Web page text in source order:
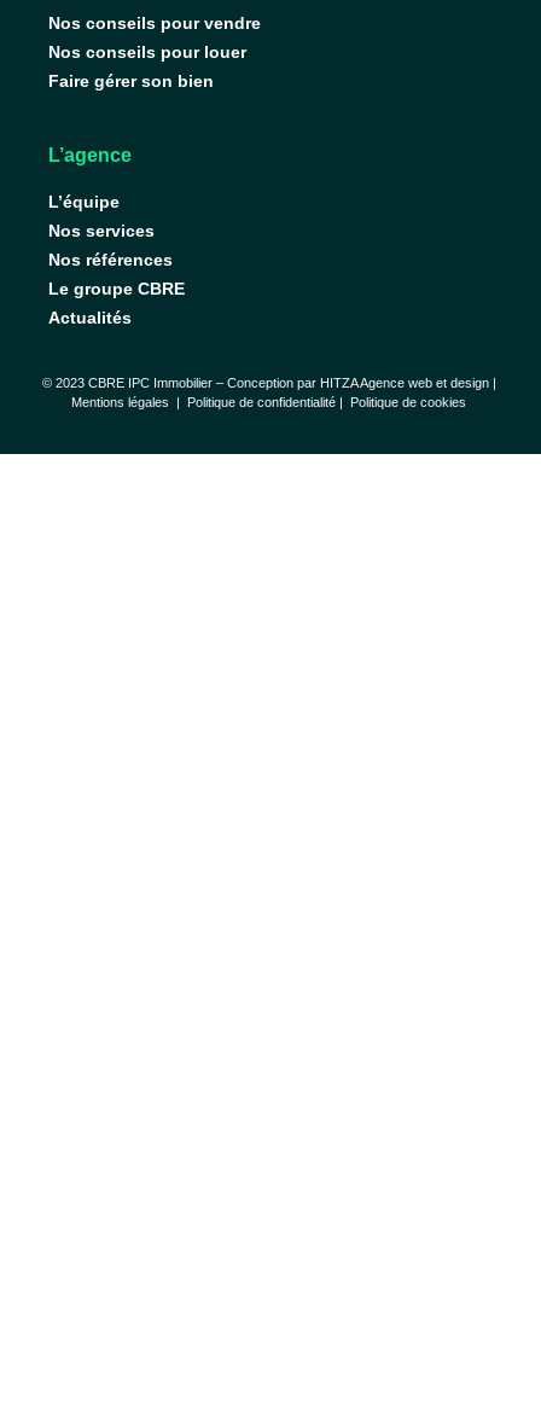
Nos conseils pour vendre
Nos conseils pour louer
Faire gérer son bien
L’agence
L’équipe
Nos services
Nos références
Le groupe CBRE
Actualités
© 2023 CBRE IPC Immobilier – Conception par HITZA Agence web et design|
Mentions légales
Politique de confidentialité | Politique de cookies